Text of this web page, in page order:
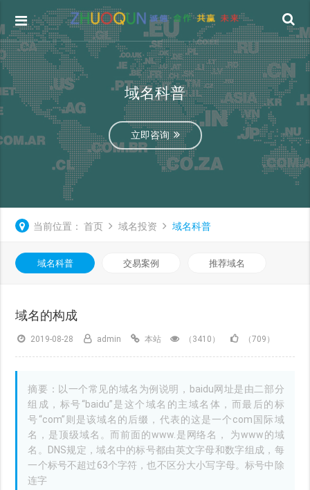
域名科普
立即咨询
当前位置： 首页 域名投资 域名科普
域名科普 交易案例 推荐域名
域名的构成
2019-08-28 admin 本站 （3410） （709）
摘要：以一个常见的域名为例说明，baidu网址是由二部分
组成，标号“baidu”是这个域名的主域名体，而最后的标
号“com”则是该域名的后缀，代表的这是一个com国际域
名，是顶级域名。而前面的www.是网络名， 为www的域
名。DNS规定，域名中的标号都由英文字母和数字组成，每
一个标号不超过63个字符，也不区分大小写字母。标号中除
连字